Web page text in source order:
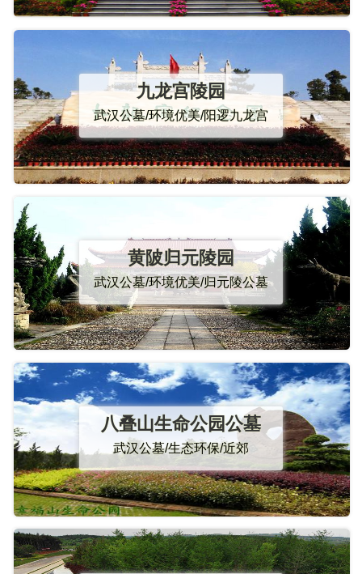
九龙宫陵园
武汉公墓/环境优美/阳逻九龙宫
黄陂归元陵园
武汉公墓/环境优美/归元陵公墓
八叠山生命公园公墓
武汉公墓/生态环保/近郊